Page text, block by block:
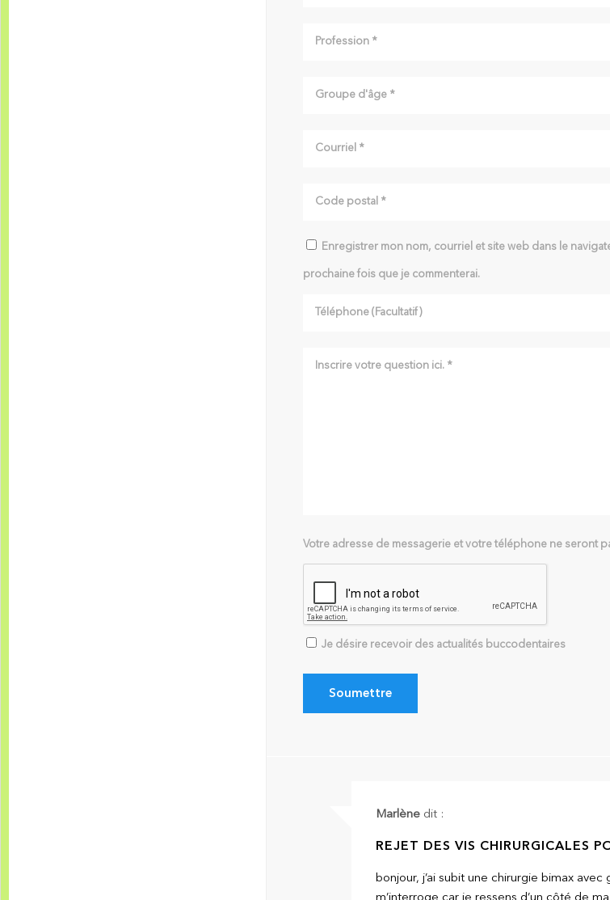
Enregistrer mon nom, courriel et site web dans le
prochaine fois que je commenterai.
Votre adresse de messagerie et votre téléphone ne seront
Je désire recevoir des actualités buccodentaires
Marlène dit :
REJET DES VIS CHIRURGICALES
bonjour, j’ai subit une chirurgie bimax